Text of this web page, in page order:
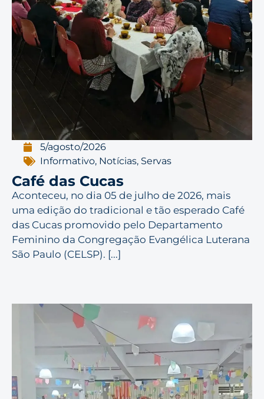
5/agosto/2026
Informativo, Notícias, Servas
Café das Cucas
Aconteceu, no dia 05 de julho de 2026, mais
uma edição do tradicional e tão esperado Café
das Cucas promovido pelo Departamento
Feminino da Congregação Evangélica Luterana
São Paulo (CELSP). [...]